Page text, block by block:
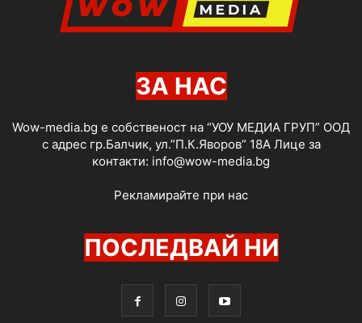
ЗА НАС
Wow-media.bg е собственост на “УОУ МЕДИА ГРУП” ООД
с адрес гр.Балчик, ул.”П.К.Яворов” 18А Лице за
контакти: info@wow-media.bg
Рекламирайте при нас
ПОСЛЕДВАЙ НИ